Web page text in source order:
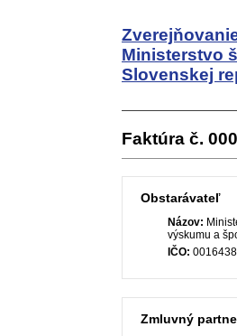
Ministerstvo
Slovenskej
Faktúra č.
Obstarávateľ
Názov:
výskumu a
IČO:
Zmluvný